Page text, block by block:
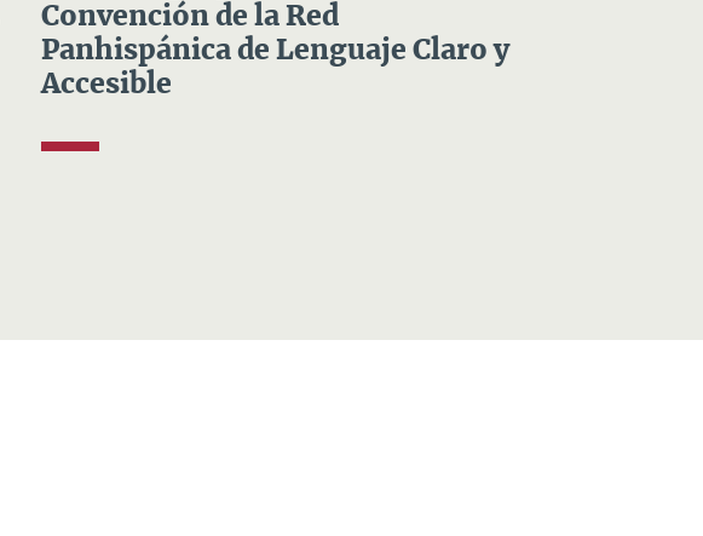
Convención de la Red
Panhispánica de Lenguaje Claro y
Accesible